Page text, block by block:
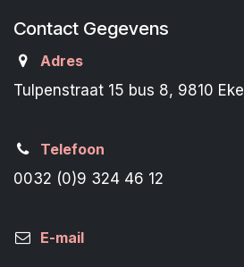
Contact Gegevens
Adres
Tulpenstraat 15 bus 8, 9810 Eke
Telefoon
0032 (0)9 324 46 12
E-mail